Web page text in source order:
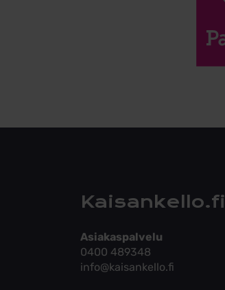
Kaisankello.fi
Asiakaspalvelu
0400 489348
info@kaisankello.fi